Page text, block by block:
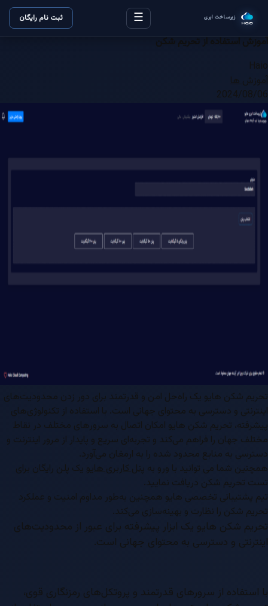
زیرساخت ابری ☰ ثبت نام رایگان
آموزش استفاده از تحریم شکن
Haio
آموزش ها
2024/08/06
تحریم شکن هایو یک راه‌حل امن و قدرتمند برای دور زدن محدودیت‌های
اینترنتی و دسترسی به محتوای جهانی است. با استفاده از تکنولوژی‌های
پیشرفته، تحریم شکن هایو امکان اتصال به سرورهای مختلف در نقاط
مختلف جهان را فراهم می‌کند و تجربه‌ای سریع و پایدار از مرور اینترنت و
دسترسی به منابع محدود شده را به ارمغان می‌آورد.
همچنین شما می توانید با ورو به پنل کاربری هایو یک پلن رایگان برای
تست تحریم شکن دریافت نمایید.
تیم پشتیبانی تخصصی هایو همچنین به‌طور مداوم امنیت و عملکرد
تحریم شکن را نظارت و بهینه‌سازی می‌کند.
تحریم شکن هایو یک ابزار پیشرفته برای عبور از محدودیت‌های
اینترنتی و دسترسی به محتوای جهانی است.
با استفاده از سرورهای قدرتمند و پروتکل‌های رمزنگاری قوی،